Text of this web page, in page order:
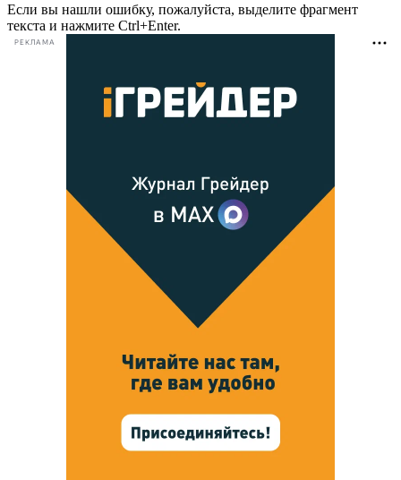
Если вы нашли ошибку, пожалуйста, выделите фрагмент
текста и нажмите Ctrl+Enter.
РЕКЛАМА